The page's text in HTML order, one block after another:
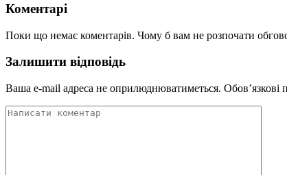
Коментарі
Поки що немає коментарів. Чому б вам не розпочати
Залишити відповідь
Ваша e-mail адреса не оприлюднюватиметься. Обов’язкові